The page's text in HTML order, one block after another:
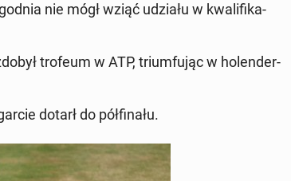
nie mógł wziąć udziału w kwa­li­fi­ka­
trofeum w ATP, trium­fu­jąc w ho­len­der­
dotarł do pół­fi­na­łu.